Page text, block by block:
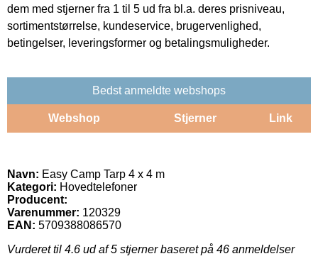
dem med stjerner fra 1 til 5 ud fra bl.a. deres prisniveau,
sortimentstørrelse, kundeservice, brugervenlighed,
betingelser, leveringsformer og betalingsmuligheder.
Bedst anmeldte webshops
Webshop Stjerner Link
Navn: Easy Camp Tarp 4 x 4 m
Kategori: Hovedtelefoner
Producent:
Varenummer: 120329
EAN: 5709388086570
Vurderet til 4.6 ud af 5 stjerner baseret på 46 anmeldelser